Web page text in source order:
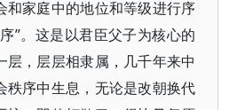
和家庭中的地位和等级进行序
”。这是以君臣父子为核心的
层，层层相隶属，几千年来中
秩序中生息，无论是改朝换代